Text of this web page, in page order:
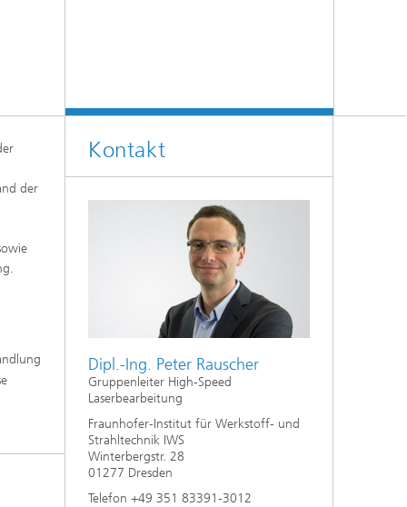
Laserschweißen
Kleben und Faserverbundtechnik
High-Speed-Laserbearbeitung
Laserschneiden
Prozessauslegung und -analyse
der
Kontakt
Dipl.-Ing. Peter Rauscher
Gruppenleiter High-Speed
Laserbearbeitung
Fraunhofer-Institut für Werkstoff- und
Strahltechnik IWS
Winterbergstr. 28
01277 Dresden
Telefon +49 351 83391-3012